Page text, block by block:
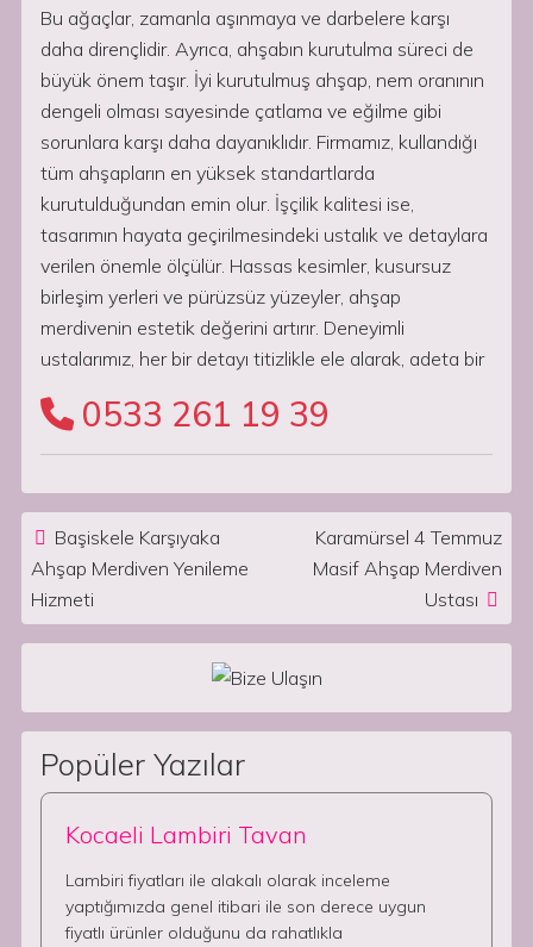
Bu ağaçlar, zamanla aşınmaya ve darbelere karşı
daha dirençlidir. Ayrıca, ahşabın kurutulma süreci de
büyük önem taşır. İyi kurutulmuş ahşap, nem oranının
dengeli olması sayesinde çatlama ve eğilme gibi
sorunlara karşı daha dayanıklıdır. Firmamız, kullandığı
tüm ahşapların en yüksek standartlarda
kurutulduğundan emin olur. İşçilik kalitesi ise,
tasarımın hayata geçirilmesindeki ustalık ve detaylara
verilen önemle ölçülür. Hassas kesimler, kusursuz
birleşim yerleri ve pürüzsüz yüzeyler, ahşap
merdivenin estetik değerini artırır. Deneyimli
ustalarımız, her bir detayı titizlikle ele alarak, adeta bir
0533 261 19 39
Post navigation
Başiskele Karşıyaka
Ahşap Merdiven Yenileme
Hizmeti
Karamürsel 4 Temmuz
Masif Ahşap Merdiven
Ustası
Popüler Yazılar
Kocaeli Lambiri Tavan
Lambiri fiyatları ile alakalı olarak inceleme
yaptığımızda genel itibari ile son derece uygun
fiyatlı ürünler olduğunu da rahatlıkla